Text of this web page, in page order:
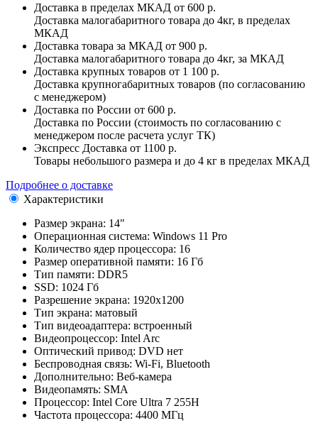
Доставка в пределах МКАД от 600 р.
Доставка малогабаритного товара до 4кг, в пределах
МКАД
Доставка товара за МКАД от 900 р.
Доставка малогабаритного товара до 4кг, за МКАД
Доставка крупных товаров от 1 100 р.
Доставка крупногабаритных товаров (по согласованию
с менеджером)
Доставка по России от 600 р.
Доставка по России (стоимость по согласованию с
менеджером после расчета услуг ТК)
Экспресс Доставка от 1100 р.
Товары небольшого размера и до 4 кг в пределах МКАД
Подробнее о доставке
Характеристики
Размер экрана: 14"
Операционная система: Windows 11 Pro
Количество ядер процессора: 16
Размер оперативной памяти: 16 Гб
Тип памяти: DDR5
SSD: 1024 Гб
Разрешение экрана: 1920x1200
Тип экрана: матовый
Тип видеоадаптера: встроенный
Видеопроцессор: Intel Arc
Оптический привод: DVD нет
Беспроводная связь: Wi-Fi, Bluetooth
Дополнительно: Веб-камера
Видеопамять: SMA
Процессор: Intel Core Ultra 7 255H
Частота процессора: 4400 МГц